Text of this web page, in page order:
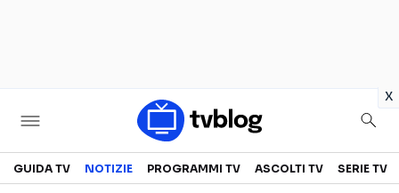
x
Televisione
GUIDA TV NOTIZIE PROGRAMMI TV ASCOLTI TV SERIE TV